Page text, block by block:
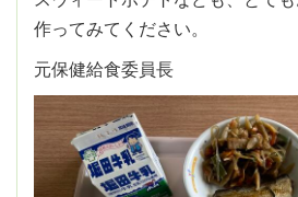
作ってみてください。
元保健給食委員長